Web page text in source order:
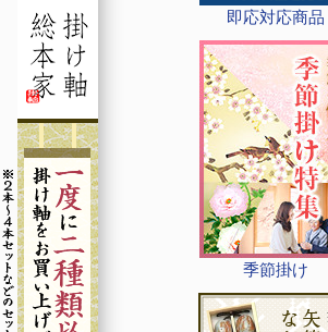
即応対応商品
季節掛け